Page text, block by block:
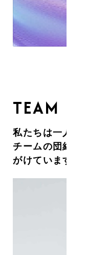
TEAM
私たちは一人一人の
チームの団結力によ
がけています。